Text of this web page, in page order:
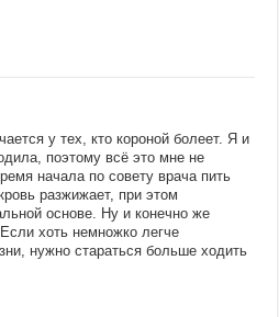
у тех, кто короной болеет. Я и
поэтому всё это мне не
начала по совету врача пить
разжижает, при этом
основе. Ну и конечно же
хоть немножко легче
нужно стараться больше ходить